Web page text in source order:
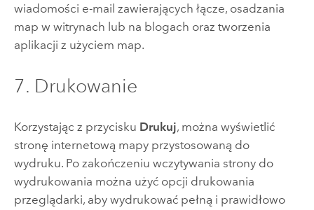
wiadomości e-mail zawierających łącze, osadzania
map w witrynach lub na blogach oraz tworzenia
aplikacji z użyciem map.
7. Drukowanie
Korzystając z przycisku Drukuj, można wyświetlić
stronę internetową mapy przystosowaną do
wydruku.Po zakończeniu wczytywania strony do
wydrukowania można użyć opcji drukowania
przeglądarki, aby wydrukować pełną i prawidłowo